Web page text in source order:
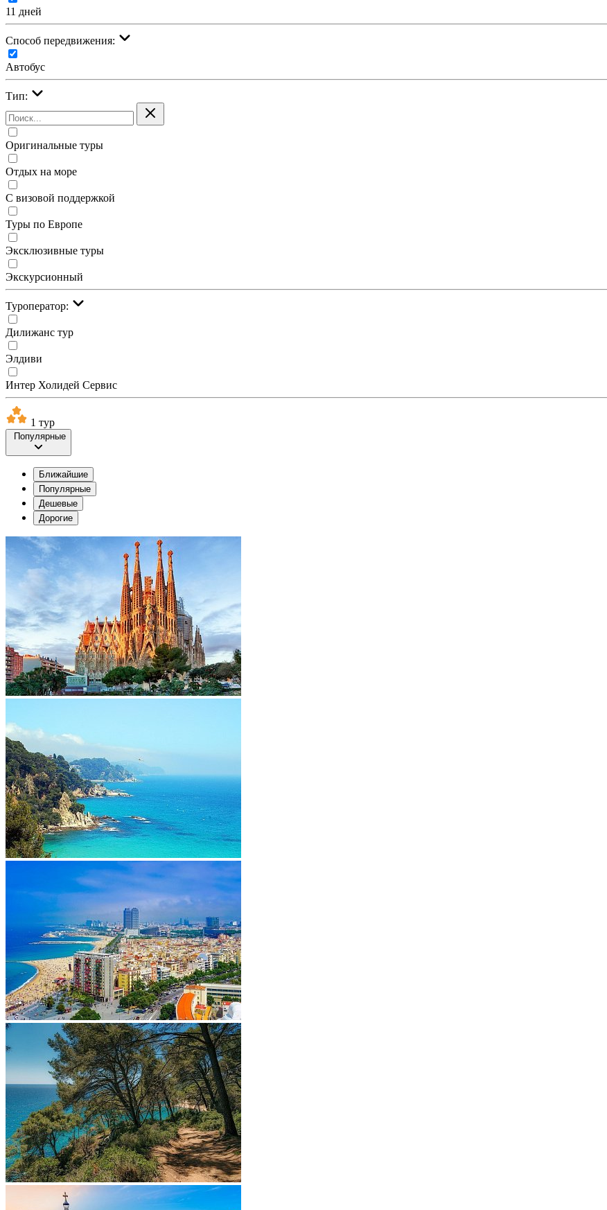
11 дней
Cпособ передвижения:
Автобус
Тип:
Оригинальные туры
Отдых на море
С визовой поддержкой
Туры по Европе
Эксклюзивные туры
Экскурсионный
Туроператор:
Дилижанс тур
Элдиви
Интер Холидей Сервис
1 тур
Популярные
Ближайшие
Популярные
Дешевые
Дорогие